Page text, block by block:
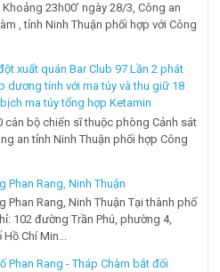
23h00’ ngày 28/3, Công an
, tỉnh Ninh Thuận phối hợp với Công
xuất quán Bar Club 97 Lần 2 phát
dương tính với ma túy và thu giữ 18
ma túy tổng hợp Ketamin
cán bộ chiến sĩ thuộc phòng Cảnh sát
an tỉnh Ninh Thuận phối hợp Công
Phan Rang, Ninh Thuận
Phan Rang, Ninh Thuận Tại thành phố
102 đường Trần Phú, phường 4,
Hồ Chí Min...
Phan Rang - Tháp Chàm bắt đối